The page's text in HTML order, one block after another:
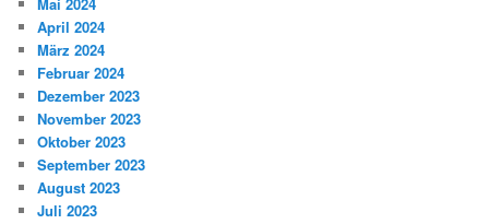
April 2024
März 2024
Februar 2024
Dezember 2023
November 2023
Oktober 2023
September 2023
August 2023
Juli 2023